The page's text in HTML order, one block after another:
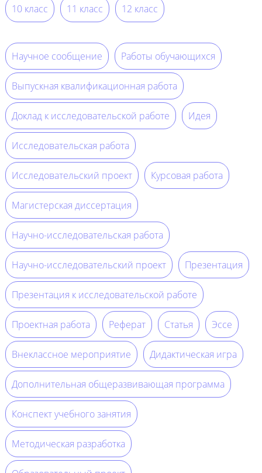
10 класс 11 класс 12 класс
Научное сообщение Работы обучающихся
Выпускная квалификационная работа
Доклад к исследовательской работе Идея
Исследовательская работа
Исследовательский проект Курсовая работа
Магистерская диссертация
Научно-исследовательская работа
Научно-исследовательский проект Презентация
Презентация к исследовательской работе
Проектная работа Реферат Статья Эссе
Внеклассное мероприятие Дидактическая игра
Дополнительная общеразвивающая программа
Конспект учебного занятия
Методическая разработка